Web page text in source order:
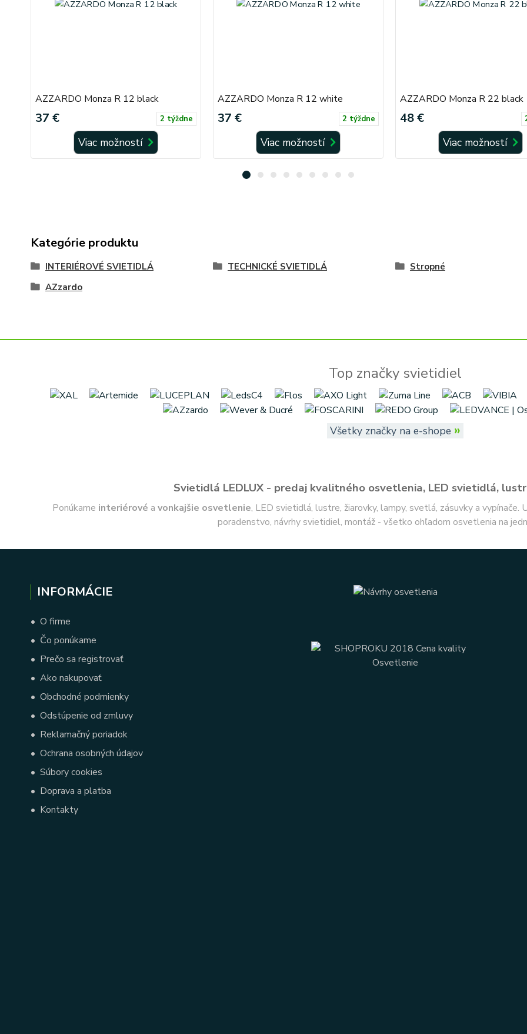
AZZARDO Monza R 12 black
37 € 2 týždne
Viac možností
AZZARDO Monza R 12 white
37 € 2 týždne
Viac možností
AZZARDO Monza R 22 black
48 €
Viac možností
Kategórie produktu
INTERIÉROVÉ SVIETIDLÁ TECHNICKÉ SVIETIDLÁ Stropné
AZzardo
Top značky svietidiel
Všetky značky na e-shope »
Svietidlá LEDLUX - predaj kvalitného osvetlenia, LED svietidlá,
Ponúkame interiérové a vonkajšie osvetlenie, LED svietidlá, lustre, žiarovky, lampy, svetlá, zásuvky a
poradenstvo, návrhy svietidiel, montáž - všetko ohľadom osvetlenia na
INFORMÁCIE
• O firme
• Čo ponúkame
• Prečo sa registrovať
• Ako nakupovať
• Obchodné podmienky
• Odstúpenie od zmluvy
• Reklamačný poriadok
• Ochrana osobných údajov
• Súbory cookies
• Doprava a platba
• Kontakty